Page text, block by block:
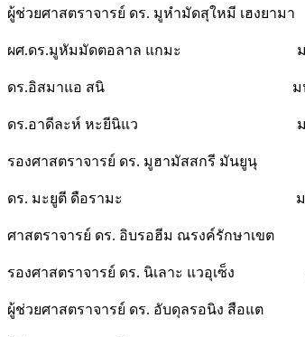
ผู้ช่วยศาสตราจารย์ ดร. มูหำมัดสุใหมี เฮงยาม
ผศ.ดร.มูหัมมัดตอลาล แกมะ มหาวิ
ดร.อิสมาแอ สนิ มหาวิทยา
ดร.อาดีละห์ หะยีนิแว มหาวิท
รองศาสตราจารย์ ดร. มูฮามัสสกรี มันยูนุ
ดร. มะยูตี ดือรามะ มหาวิท
ศาสตราจารย์ ดร. อิบรอฮีม ณรงค์รักษาเขต
รองศาสตราจารย์ ดร. นิเลาะ แวอุเซ็ง ม
ผู้ช่วยศาสตราจารย์ ดร. อับดุลรอนิง สือแต